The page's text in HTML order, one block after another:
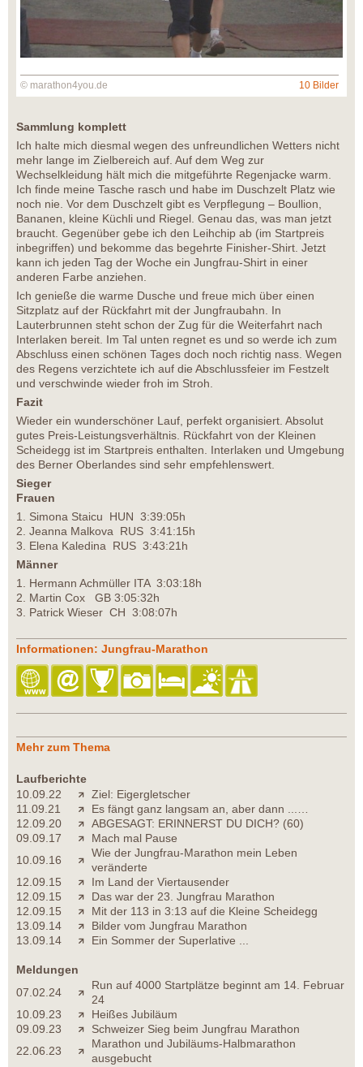
© marathon4you.de 10 Bilder
Sammlung komplett
Ich halte mich diesmal wegen des unfreundlichen Wetters nicht
mehr lange im Zielbereich auf. Auf dem Weg zur
Wechselkleidung hält mich die mitgeführte Regenjacke warm.
Ich finde meine Tasche rasch und habe im Duschzelt Platz wie
noch nie. Vor dem Duschzelt gibt es Verpflegung – Boullion,
Bananen, kleine Küchli und Riegel. Genau das, was man jetzt
braucht. Gegenüber gebe ich den Leihchip ab (im Startpreis
inbegriffen) und bekomme das begehrte Finisher-Shirt. Jetzt
kann ich jeden Tag der Woche ein Jungfrau-Shirt in einer
anderen Farbe anziehen.
Ich genieße die warme Dusche und freue mich über einen
Sitzplatz auf der Rückfahrt mit der Jungfraubahn. In
Lauterbrunnen steht schon der Zug für die Weiterfahrt nach
Interlaken bereit. Im Tal unten regnet es und so werde ich zum
Abschluss einen schönen Tages doch noch richtig nass. Wegen
des Regens verzichtete ich auf die Abschlussfeier im Festzelt
und verschwinde wieder froh im Stroh.
Fazit
Wieder ein wunderschöner Lauf, perfekt organisiert. Absolut
gutes Preis-Leistungsverhältnis. Rückfahrt von der Kleinen
Scheidegg ist im Startpreis enthalten. Interlaken und Umgebung
des Berner Oberlandes sind sehr empfehlenswert.
Sieger
Frauen
1. Simona Staicu HUN 3:39:05h
2. Jeanna Malkova RUS 3:41:15h
3. Elena Kaledina RUS 3:43:21h
Männer
1. Hermann Achmüller ITA 3:03:18h
2. Martin Cox GB 3:05:32h
3. Patrick Wieser CH 3:08:07h
Informationen: Jungfrau-Marathon
Mehr zum Thema
Laufberichte
10.09.22
Ziel: Eigergletscher
11.09.21
Es fängt ganz langsam an, aber dann ...…
12.09.20
ABGESAGT: ERINNERST DU DICH? (60)
09.09.17
Mach mal Pause
10.09.16
Wie der Jungfrau-Marathon mein Leben
veränderte
12.09.15
Im Land der Viertausender
12.09.15
Das war der 23. Jungfrau Marathon
12.09.15
Mit der 113 in 3:13 auf die Kleine Scheidegg
13.09.14
Bilder vom Jungfrau Marathon
13.09.14
Ein Sommer der Superlative ...
Meldungen
07.02.24
Run auf 4000 Startplätze beginnt am 14. Februar
24
10.09.23
Heißes Jubiläum
09.09.23
Schweizer Sieg beim Jungfrau Marathon
22.06.23
Marathon und Jubiläums-Halbmarathon
ausgebucht